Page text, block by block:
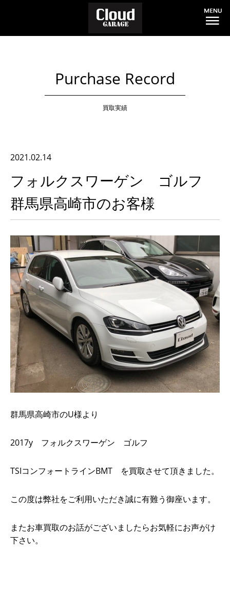
Purchase Record
買取実績
2021.02.14
フォルクスワーゲン ゴルフ
群馬県高崎市のお客様
群馬県高崎市のU様より
2017y フォルクスワーゲン ゴルフ
TSIコンフォートラインBMT を買取させて頂きました。
この度は弊社をご利用いただき誠に有難う御座います。
またお車買取のお話がございましたらお気軽にお声がけ
下さい。